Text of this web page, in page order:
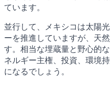
ています。
並行して、メキシコは太陽
ーを推進していますが、天
す。相当な埋蔵量と野心的
ネルギー主権、投資、環境
になるでしょう。